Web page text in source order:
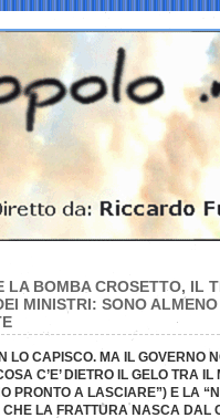
LA BOMBA CROSETTO, IL
MINISTRI: SONO
LO CAPISCO. MA IL GOVERNO
C’E’ DIETRO IL GELO TRA IL
PRONTO A LASCIARE”) E LA
CHE LA FRATTURA NASCA DAL